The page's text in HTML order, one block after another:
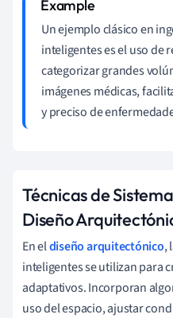
Un ejemplo clásico en
inteligentes es el uso de
categorizar grandes
imágenes médicas,
y preciso de
Técnicas de
Diseño
En eldiseño arquitectónico,
inteligentes se utilizan para
adaptativos. Incorporan
uso del espacio, ajustar